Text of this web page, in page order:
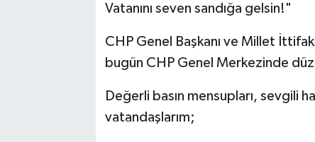
Vatanını seven sandığa gelsin!"
CHP Genel Başkanı ve Millet
bugün CHP Genel Merkezinde
Değerli basın mensupları, sevgili
vatandaşlarım;